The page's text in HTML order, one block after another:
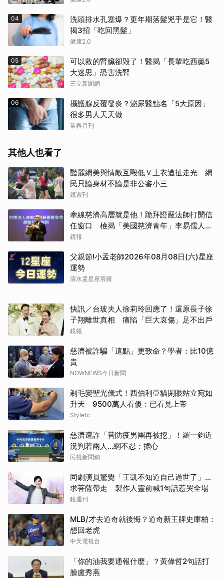
04
洗頭排水孔塞爆？更年期落髮兇手是它！醫
揭3招「吃回黑髮」
健康2.0
05
可以救的腎臟卻毁了！醫揭「長輩吃西藥5
大迷思」恐害洗腎
三立新聞網
06
攝護腺反覆發炎？泌尿醫點名「5大原因」
很多男人天天做
常春月刊
其他人也看了
豔麗網美與情敵互毆低Ｖ上衣遭扯走光 網
民只論身材不論是非公審小三
鏡週刊
牽線慈濟高層就是他！跪拜證嚴法師打開信
任窗口 檢揭「美國慈濟青年」李易儒人脈
網絡
鏡報
父親節!小孟老師2026年08月08日(六)星座
運勢
清水孟星座塔羅
快訊／台玻夫人徐莉玲回應了！還原長子徐
子翔離世真相 痛陷「巨大哀傷」足不出戶
鏡報
慈濟被詐騙「這點」更致命？學者：比10億
貴
NOWNEWS今日新聞
剃毛變聖光儀式！西伯利亞貓閉眼站立宛如
升天 9500萬人看傻：已看見上帝
Styletc
慈濟遭詐「昔防疫男團再被挖」！羅一鈞近
況判若兩人…網不忍：擔心
民視新聞網
同劇演員驚覺「王凱不知道自己過世了」...
求菩薩帶走 製作人靈前喊1句話惹哭全場
鏡週刊
MLB/才去道奇就後悔？道奇新王牌史庫柏：
想回老虎
中天電視台
「你的油我要通報什麼」？黃偉哲2句話打
臉盧秀燕